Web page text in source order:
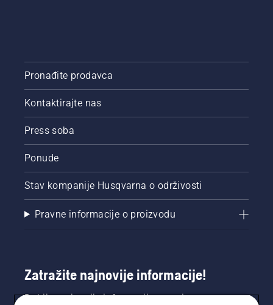
Pronađite prodavca
Kontaktirajte nas
Press soba
Ponude
Stav kompanije Husqvarna o održivosti
Pravne informacije o proizvodu
Zatražite najnovije informacije!
Dobijte najnovije informacije o novim